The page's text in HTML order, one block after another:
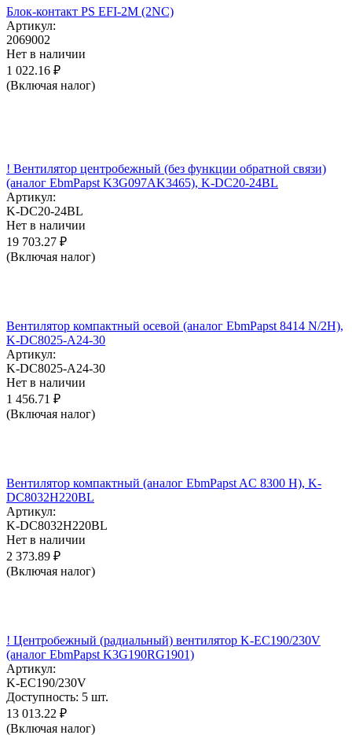
Блок-контакт PS EFI-2M (2NC)
Артикул:
2069002
Нет в наличии
1 022.16 ₽
(Включая налог)
! Вентилятор центробежный (без функции обратной связи)
(аналог EbmPapst K3G097AK3465), K-DC20-24BL
Артикул:
K-DC20-24BL
Нет в наличии
19 703.27 ₽
(Включая налог)
Вентилятор компактный осевой (аналог EbmPapst 8414 N/2H),
K-DC8025-A24-30
Артикул:
K-DC8025-A24-30
Нет в наличии
1 456.71 ₽
(Включая налог)
Вентилятор компактный (аналог EbmPapst AC 8300 H), K-
DC8032H220BL
Артикул:
K-DC8032H220BL
Нет в наличии
2 373.89 ₽
(Включая налог)
! Центробежный (радиальный) вентилятор K-EC190/230V
(аналог EbmPapst K3G190RG1901)
Артикул:
K-EC190/230V
Доступность: 5 шт.
13 013.22 ₽
(Включая налог)